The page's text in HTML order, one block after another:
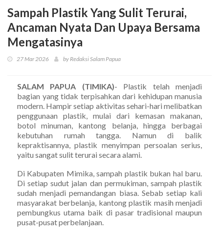
Sampah Plastik Yang Sulit Terurai,
Ancaman Nyata Dan Upaya Bersama
Mengatasinya
27 Mar 2026 by Redaksi Salam Papua
SALAM PAPUA (TIMIKA)- Plastik telah menjadi
bagian yang tidak terpisahkan dari kehidupan manusia
modern. Hampir setiap aktivitas sehari-hari melibatkan
penggunaan plastik, mulai dari kemasan makanan,
botol minuman, kantong belanja, hingga berbagai
kebutuhan rumah tangga. Namun di balik
kepraktisannya, plastik menyimpan persoalan serius,
yaitu sangat sulit terurai secara alami.
Di Kabupaten Mimika, sampah plastik bukan hal baru.
Di setiap sudut jalan dan permukiman, sampah plastik
sudah menjadi pemandangan biasa. Sebab setiap kali
masyarakat berbelanja, kantong plastik masih menjadi
pembungkus utama baik di pasar tradisional maupun
pusat-pusat perbelanjaan.